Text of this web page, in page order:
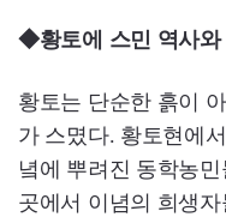
◆황토에 스민 역사와
황토는 단순한 흙이
가 스몄다. 황토현에
녘에 뿌려진 동학농
곳에서 이념의 희생